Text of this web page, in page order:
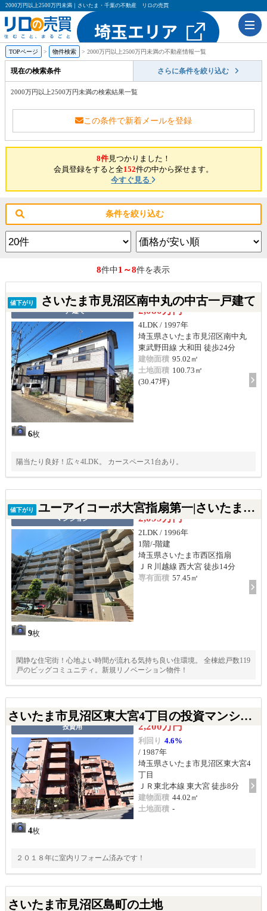
2000万円以上2500万円未満｜さいたま・千葉の不動産 リロの売買
TOPページ 物件検索 2000万円以上2500万円未満の不動産情報一覧
現在の検索条件 さらに条件を絞り込む
2000万円以上2500万円未満の検索結果一覧
この条件で新着メールを登録
8件見つかりました！
会員登録をすると全152件の中から探せます。
今すぐ見る
条件を絞り込む
8件中 1～8件を表示
値下がり さいたま市見沼区南中丸の中古一戸建て
一戸建て
6枚
2,080万円
4LDK / 1997年
埼玉県さいたま市見沼区南中丸
東武野田線 大和田 徒歩24分
建物面積 95.02㎡
土地面積 100.73㎡
(30.47坪)
陽当たり良好！広々4LDK。 カースペース1台あり。
値下がり ユーアイコーポ大宮指扇第一|さいたま市西区指扇の中古マンション
マンション
9枚
2,099万円
2LDK / 1996年
1階/-階建
埼玉県さいたま市西区指扇
ＪＲ川越線 西大宮 徒歩14分
専有面積 57.45㎡
閑静な住宅街！心地よい時間が流れる気持ち良い住環境。 全棟総戸数119
戸のビッグコミュニティ。新規リノベーション物件！
さいたま市見沼区東大宮4丁目の投資マンション
投資用
4枚
2,200万円
利回り 4.6%
/ 1987年
埼玉県さいたま市見沼区東大宮4
丁目
ＪＲ東北本線 東大宮 徒歩8分
建物面積 44.02㎡
土地面積 -
２０１８年に室内リフォーム済みです！
さいたま市見沼区島町の土地